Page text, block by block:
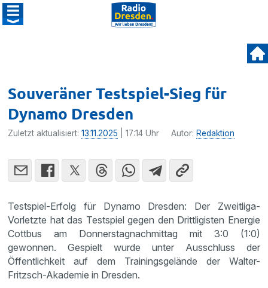
Souveräner Testspiel-Sieg für
Dynamo Dresden
Zuletzt aktualisiert:13.11.2025 | 17:14 Uhr Autor: Redaktion
Testspiel-Erfolg für Dynamo Dresden: Der Zweitliga-
Vorletzte hat das Testspiel gegen den Drittligisten Energie
Cottbus am Donnerstagnachmittag mit 3:0 (1:0)
gewonnen. Gespielt wurde unter Ausschluss der
Öffentlichkeit auf dem Trainingsgelände der Walter-
Fritzsch-Akademie in Dresden.